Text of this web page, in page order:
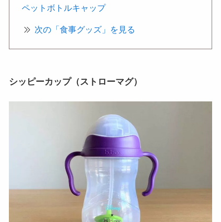
ペットボトルキャップ
次の「食事グッズ」を見る
シッピーカップ（ストローマグ）